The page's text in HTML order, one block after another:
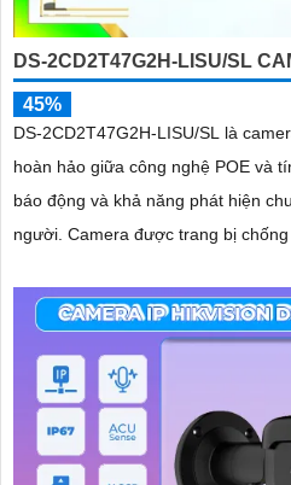
DS-2CD2T47G2H-LISU/SL
45%
DS-2CD2T47G2H-LISU/SL là
hoàn hảo giữa công nghệ POE và
báo động và khả năng phát hiện
người. Camera được trang bị chống ngược sáng DWDR 130db